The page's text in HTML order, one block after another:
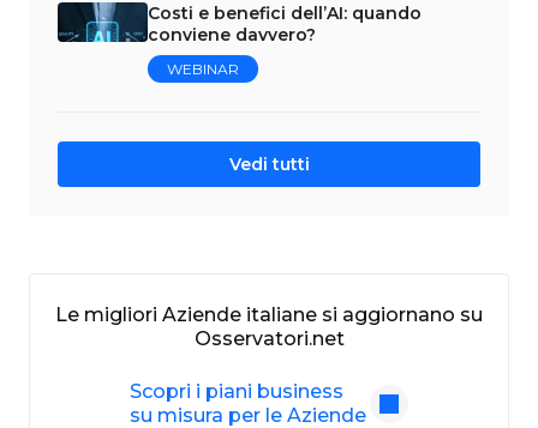
Costi e benefici dell’AI: quando
conviene davvero?
WEBINAR
Vedi tutti
Le migliori Aziende italiane si aggiornano su
Osservatori.net
Scopri i piani business
su misura per le Aziende